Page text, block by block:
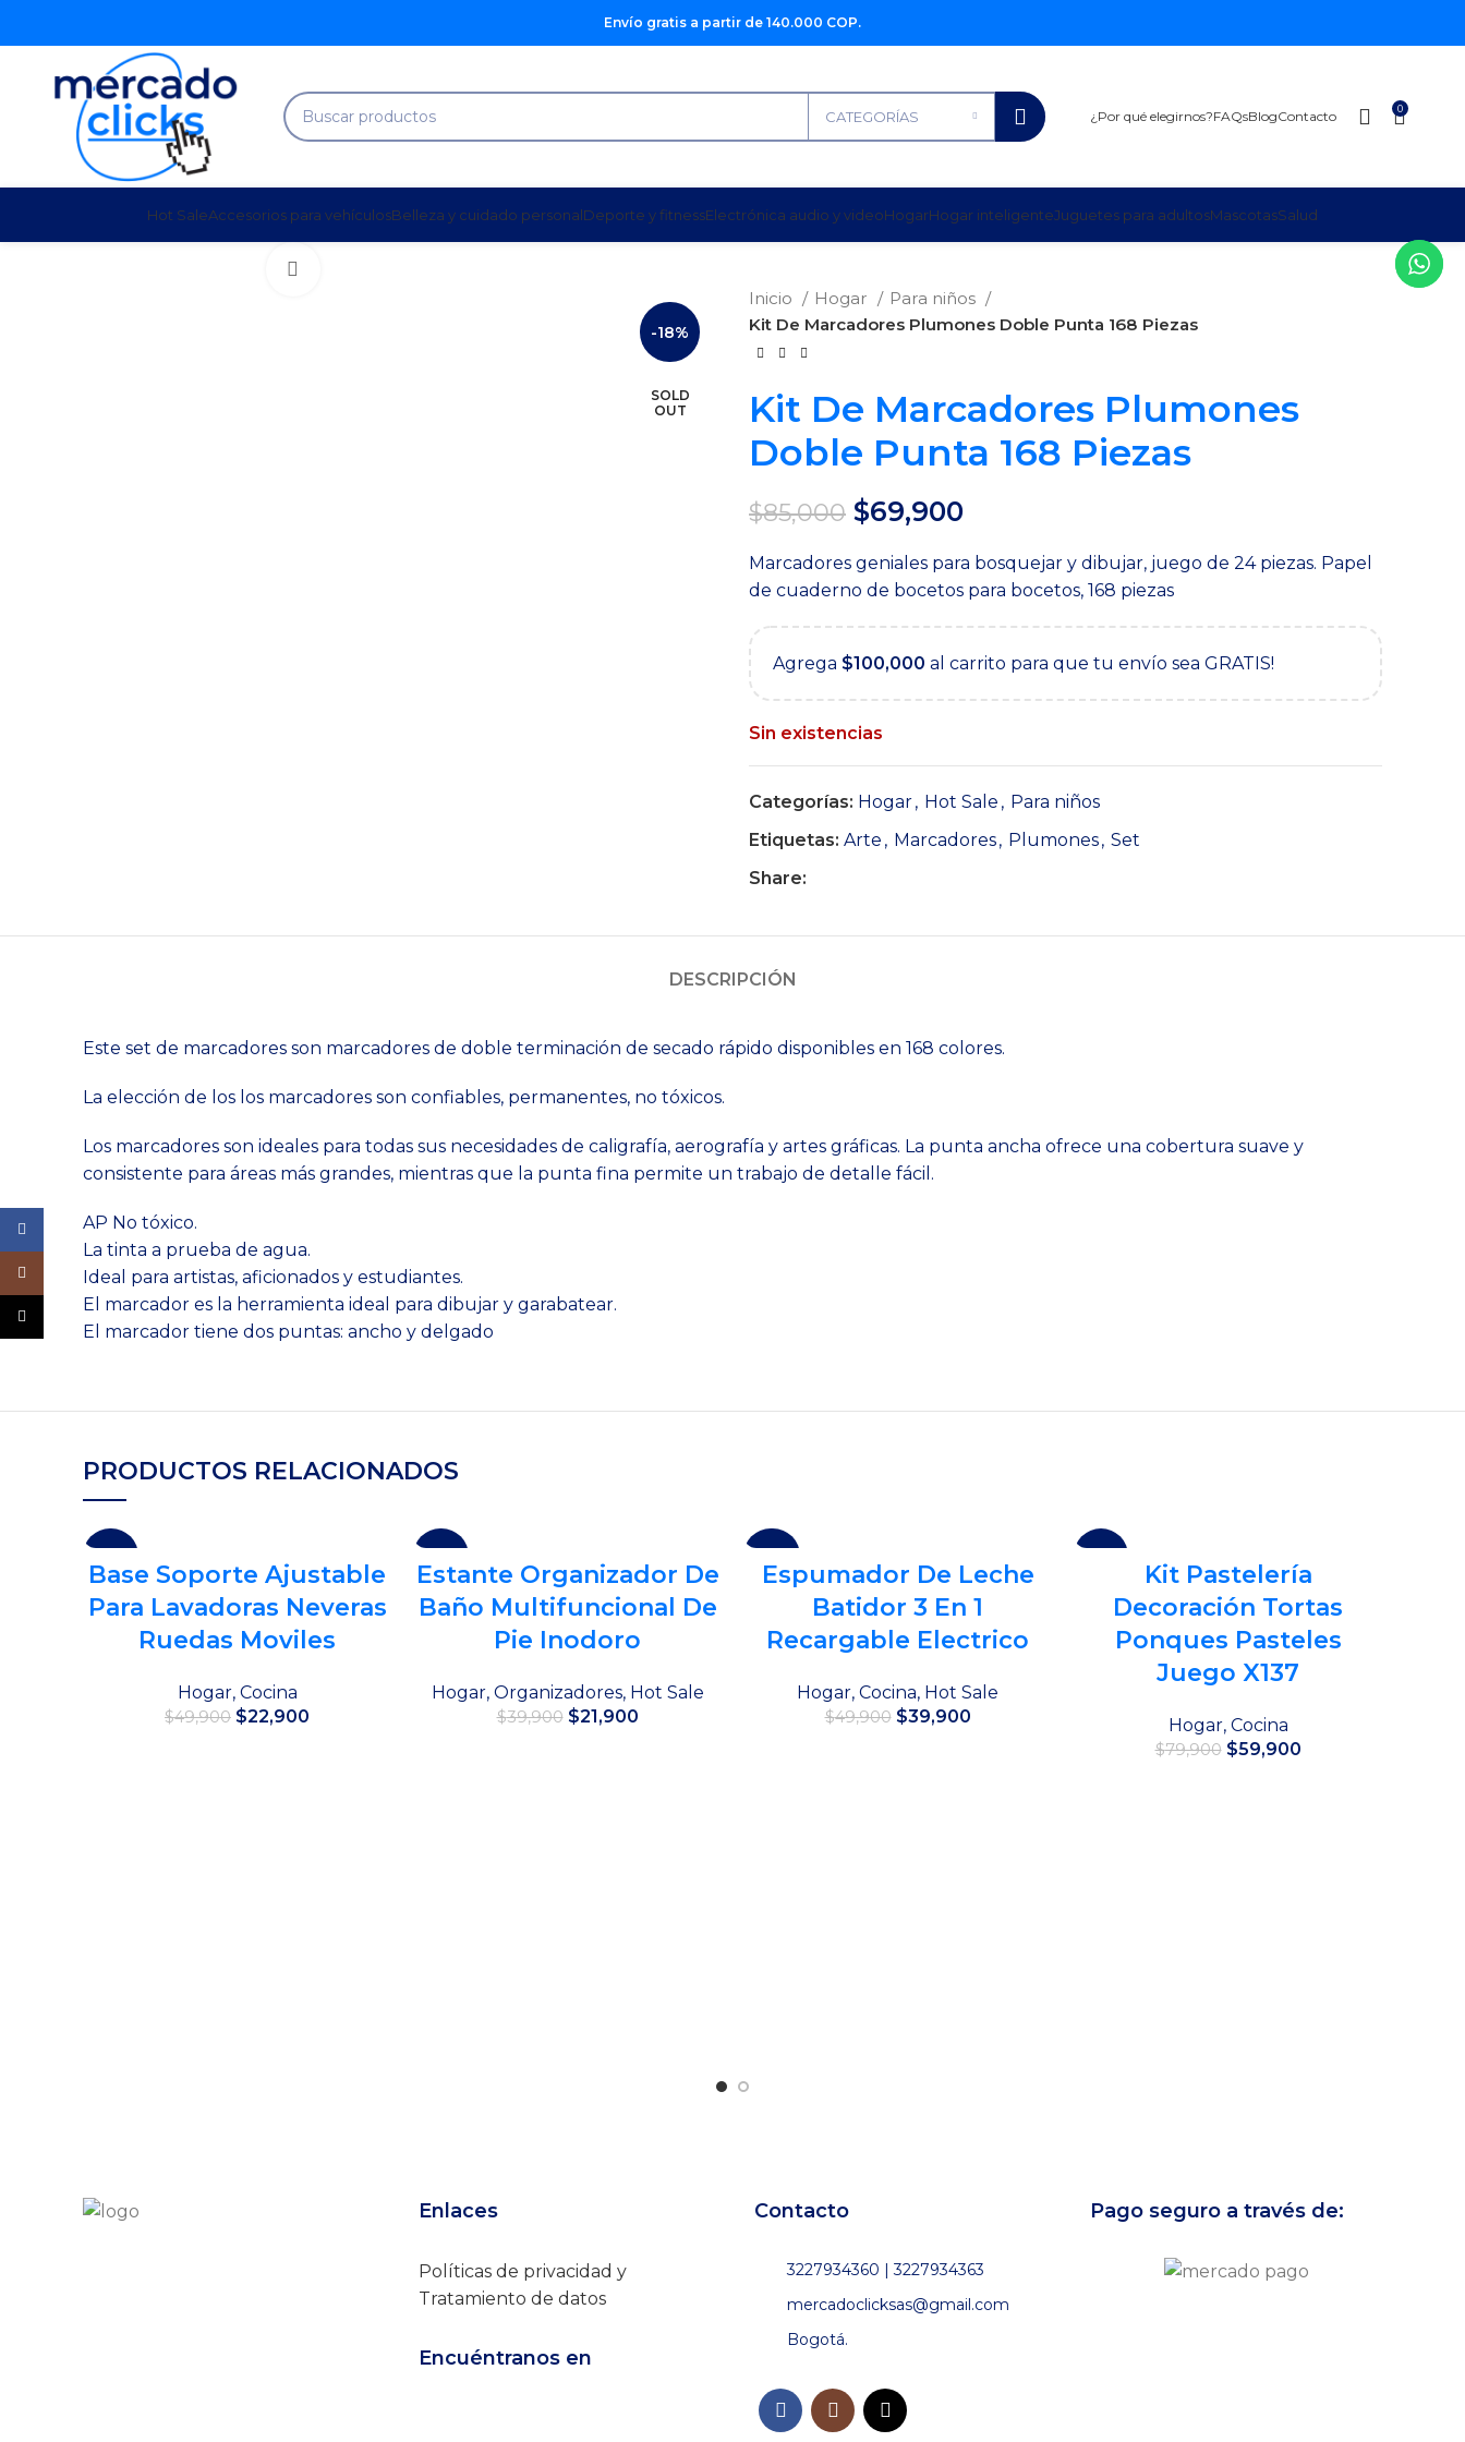
Envío gratis a partir de 140.000 COP.
CATEGORÍAS ¿Por qué elegirnos?FAQsBlogContacto 0
Hot SaleAccesorios para vehículosBelleza y cuidado personalDeporte y fitnessElectrónica audio y videoHogarHogar inteligenteJuguetes para adultosMascotasSalud
-18%
SOLD
OUT
Inicio Hogar
Para niños
Kit De Marcadores Plumones Doble Punta 168 Piezas
Kit De Marcadores Plumones
Doble Punta 168 Piezas
$85,000 El
original
era:
$85,000.
$69,900
actual
es:
$69,900.
Marcadores geniales para bosquejar y dibujar, juego de 24 piezas. Papel
de cuaderno de bocetos para bocetos, 168 piezas
Agrega $100,000 al carrito para que tu envío sea GRATIS!
Sin existencias
Categorías: Hogar, Hot Sale , Para niños
Etiquetas: Arte , Marcadores, Plumones, Set
Share:
DESCRIPCIÓN
Este set de marcadores son marcadores de doble terminación de secado rápido disponibles en 168 colores.
La elección de los los marcadores son confiables, permanentes, no tóxicos.
Los marcadores son ideales para todas sus necesidades de caligrafía, aerografía y artes gráficas. La punta ancha ofrece una cobertura suave y
consistente para áreas más grandes, mientras que la punta fina permite un trabajo de detalle fácil.
AP No tóxico.
La tinta a prueba de agua.
Ideal para artistas, aficionados y estudiantes.
El marcador es la herramienta ideal para dibujar y garabatear.
El marcador tiene dos puntas: ancho y delgado
PRODUCTOS RELACIONADOS
Base Soporte Ajustable
Para Lavadoras Neveras
Ruedas Moviles
Hogar, Cocina
$49,900 El
$22,900
Estante Organizador De
Baño Multifuncional De
Pie Inodoro
Hogar, Organizadores, Hot Sale
$39,900 El
$21,900El
Espumador De Leche
Batidor 3 En 1
Recargable Electrico
Hogar, Cocina, Hot Sale
$49,900 El
$39,900El
Kit Pastelería
Decoración Tortas
Ponques Pasteles
Juego X137
Hogar, Cocina
$79,900 El
$59,900El
Enlaces
Políticas de privacidad y
Tratamiento de datos
Encuéntranos en
Contacto
3227934360 | 3227934363
mercadoclicksas@gmail.com
Bogotá.
Pago seguro a través de:
Facebook
Instagram
TikTok